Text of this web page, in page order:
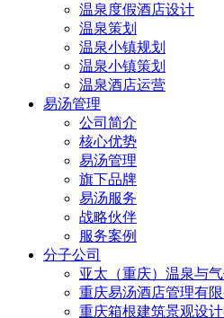
温泉度假酒店设计
温泉策划
温泉小镇规划
温泉小镇策划
温泉酒店运营
易汤管理
公司简介
核心优势
易汤管理
旗下品牌
易汤服务
战略伙伴
服务案例
分子公司
亚太（重庆）温泉与
重庆易汤酒店管理有限
重庆箱根建筑景观设